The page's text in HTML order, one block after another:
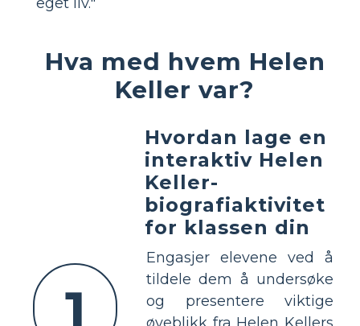
Hva med hvem Helen
Keller var?
1
Hvordan lage en
interaktiv Helen
Keller-
biografiaktivitet
for klassen din
Engasjer elevene ved å
tildele dem å undersøke
og presentere viktige